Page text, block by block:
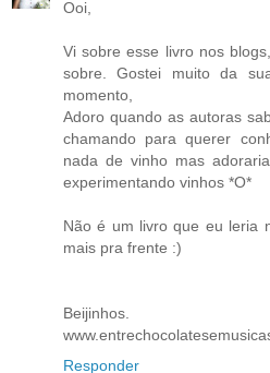
Ooi,
Vi sobre esse livro nos
sobre. Gostei muito da
momento,
Adoro quando as autoras
chamando para querer
nada de vinho mas
experimentando vinhos *O*
Não é um livro que eu leria
mais pra frente :)
Beijinhos.
Responder